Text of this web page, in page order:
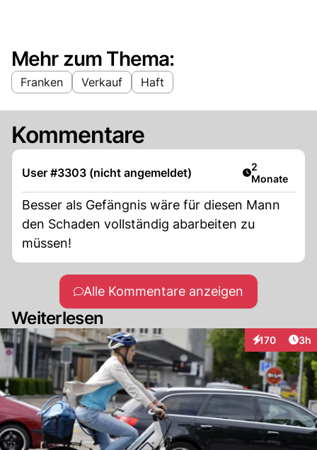
Mehr zum Thema:
Franken Verkauf Haft
Kommentare
User #3303 (nicht angemeldet) Artikel
2
Monate
Besser als Gefängnis wäre für diesen Mann
den Schaden vollständig abarbeiten zu
müssen!
Alle Kommentare anzeigen
Weiterlesen
170
Interaktionen
3h